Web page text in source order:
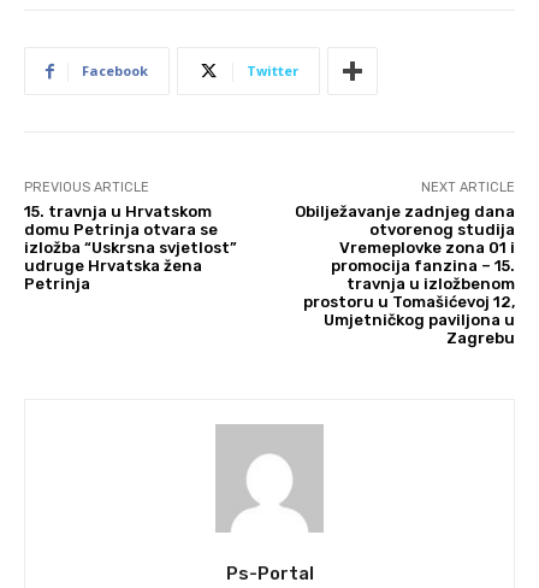
Facebook Twitter
PREVIOUS ARTICLE
15. travnja u Hrvatskom
domu Petrinja otvara se
izložba “Uskrsna svjetlost”
udruge Hrvatska žena
Petrinja
NEXT ARTICLE
Obilježavanje zadnjeg dana
otvorenog studija
Vremeplovke zona 01 i
promocija fanzina – 15.
travnja u izložbenom
prostoru u Tomašićevoj 12,
Umjetničkog paviljona u
Zagrebu
Ps-Portal